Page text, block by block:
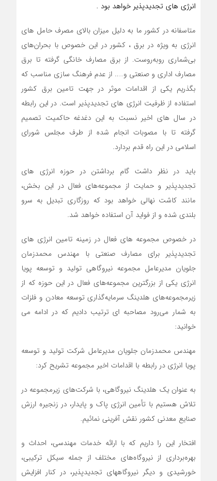
انرژی های تجدیدپذیر خواهد بود .
متاسفانه در کشور ما به دلیل میزان بالای مصرف حامل های
انرژی به ویژه در برق ، کشور در این خصوص با بحران‌های
بی‌شماری روبه‌روست. از برق مصارف خانگی گرفته تا برق
مصارف اداری و صنعتی و….. از عدم فرهنگ سازی مناسب که
بگذریم یکی از اقدامات موثر در جهت تامین برق کشور
استفاده از ظرفیت انرژی های تجدیدپذیر است. در این رابطه
در سال های اخیر نسبت به این دغدغه حاکمیت تصمیم
گرفته تا با مصوبات انجام شده از طرف مجلس شورای
اسلامی در این راه قدم بردارد.
باید در نظر داشت گام برداشتن در حوزه انرژی های
تجدیدپذیر و حمایت از مجموعه‌های فعال در این بخش،
مانند کاشت نهالی خواهد بود که روزگاری تبدیل به سرو
بلندی شده و از فواید آن استفاده خواهد شد.
در خصوص مجموعه های فعال در زمینه تامین انرژی های
تجدیدپذیر برای مصارف صنعتی با مهندس محمدزمان
جلویان مدیرعامل مجموعه نیروگاهی تولید و توسعه پویا
انرژی یکی از بزرگترین مجموعه‌های فعال در این حوزه که از
زیرمجموعه‌های هلدینگ سرمایه‌گذاری توسعه معادن و فلزات
به شمار می‌رود مصاحبه ای ترتیب دادیم که در ادامه می
خوانید:
مهندس محمدزمان جلویان مدیرعامل شرکت تولید و توسعه
پویا انرژی در رابطه با اقدامات اخیر مجموعه تشریح کرد:
به عنوان یک هلدینگ نیروگاهی، با شرکت‌های زیرمجموعه در
تلاش هستیم با تأمین انرژی پاک و پایدار، در زنجیره ارزش
صنایع معدنی کشور نقش آفرینی نمائیم.
افتخار این را داریم که با ارائه خدمات مهندسی، احداث و
بهره‌برداری از نیروگاه‌های مختلف از جمله سیکل ترکیبی،
خورشیدی و دیگر نیروگاههای تجدیدپذیر، در کنار افزایش